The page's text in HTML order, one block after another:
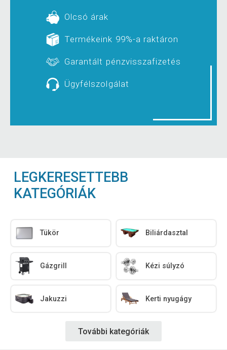
Olcsó árak
Termékeink 99%-a raktáron
Garantált pénzvisszafizetés
Ügyfélszolgálat
LEGKERESETTEBB
KATEGÓRIÁK
Tükör Biliárdasztal
Gázgrill Kézi súlyzó
Jakuzzi Kerti nyugágy
További kategóriák